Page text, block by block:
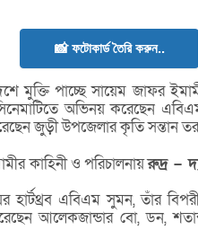
📸 ফটোকার্ড তৈরি করুন..
মুক্তি পাচ্ছে সায়েম জাফর
সিনেমাটিতে অভিনয় করেছেন
জুড়ী উপজেলার কৃতি সন্তান
কাহিনী ও পরিচালনায়রুদ্র –
এবিএম সুমন, তাঁর
করেছেন আলেকজান্ডার বো, ডন,